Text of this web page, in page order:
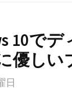
10で
優し
日